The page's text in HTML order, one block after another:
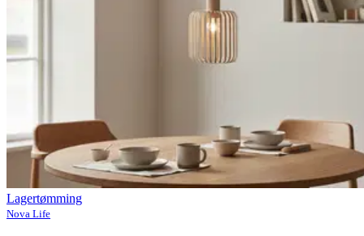
Lagertømming
Nova Life